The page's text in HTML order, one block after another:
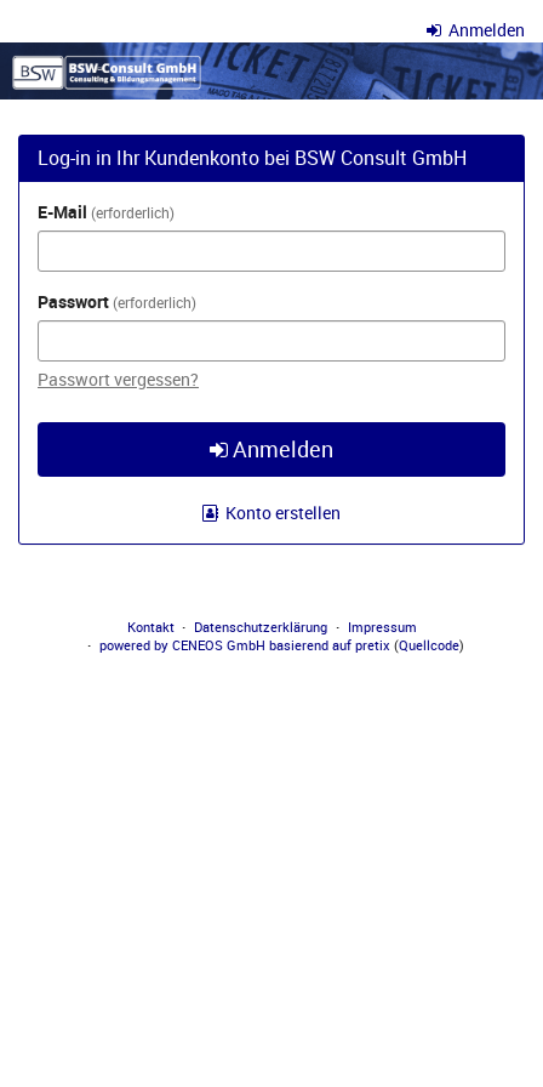
Haupt-
Inhalt
springen
Anmelden
BSW
Consult
GmbH
Log-in in Ihr Kundenkonto bei BSW Consult GmbH
E-Mail erforderlich
Passwort erforderlich
Passwort vergessen?
Anmelden
Konto erstellen
Kontakt Datenschutzerklärung
Impressum
powered by CENEOS GmbH basierend auf pretix (Quellcode)